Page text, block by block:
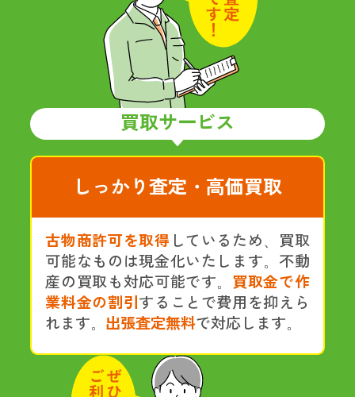
買取サービス
しっかり査定・高価買取
古物商許可を取得 しているため、買取
可能なものは現金化いたします。不動
産の買取も対応可能です。 買取金で作
業料金の割引 することで費用を抑えら
れます。 出張査定無料で対応します。